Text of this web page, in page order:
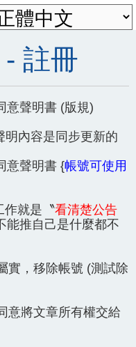
註冊
意聲明書 (版規)
明內容是同步更新的
意聲明書 {帳號可使用
作就是〝看清楚公告
能推自己是什麼都不
實，移除帳號 (測試除
意將文章所有權交給